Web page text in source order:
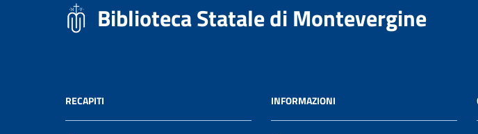
Biblioteca Statale di Montevergine
RECAPITI INFORMAZIONI